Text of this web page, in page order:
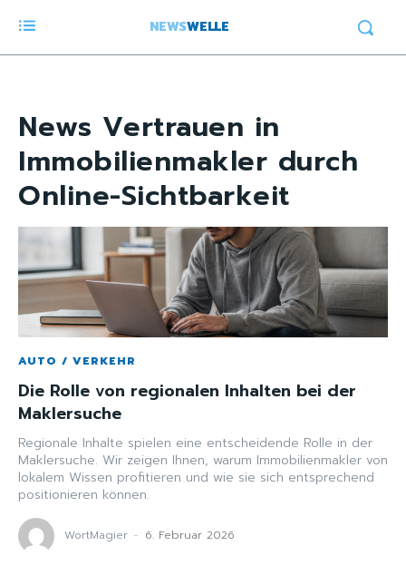
NEWSWELLE
News Vertrauen in
Immobilienmakler durch
Online-Sichtbarkeit
AUTO / VERKEHR
Die Rolle von regionalen Inhalten bei der
Maklersuche
Regionale Inhalte spielen eine entscheidende Rolle in der
Maklersuche. Wir zeigen Ihnen, warum Immobilienmakler von
lokalem Wissen profitieren und wie sie sich entsprechend
positionieren können.
WortMagier - 6. Februar 2026